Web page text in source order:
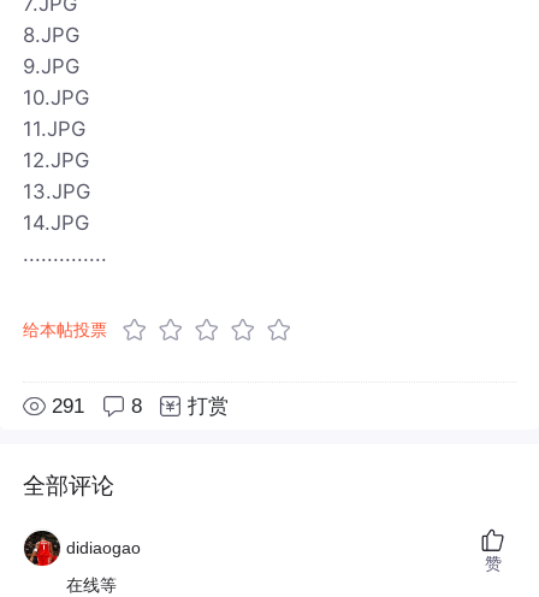
8.JPG
9.JPG
10.JPG
11.JPG
12.JPG
13.JPG
14.JPG
..............
给本帖投票
291 8 打赏
全部评论
didiaogao
在线等
赞